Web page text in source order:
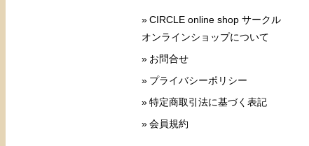
CIRCLE online shop サークル
オンラインショップについて
お問合せ
プライバシーポリシー
特定商取引法に基づく表記
会員規約